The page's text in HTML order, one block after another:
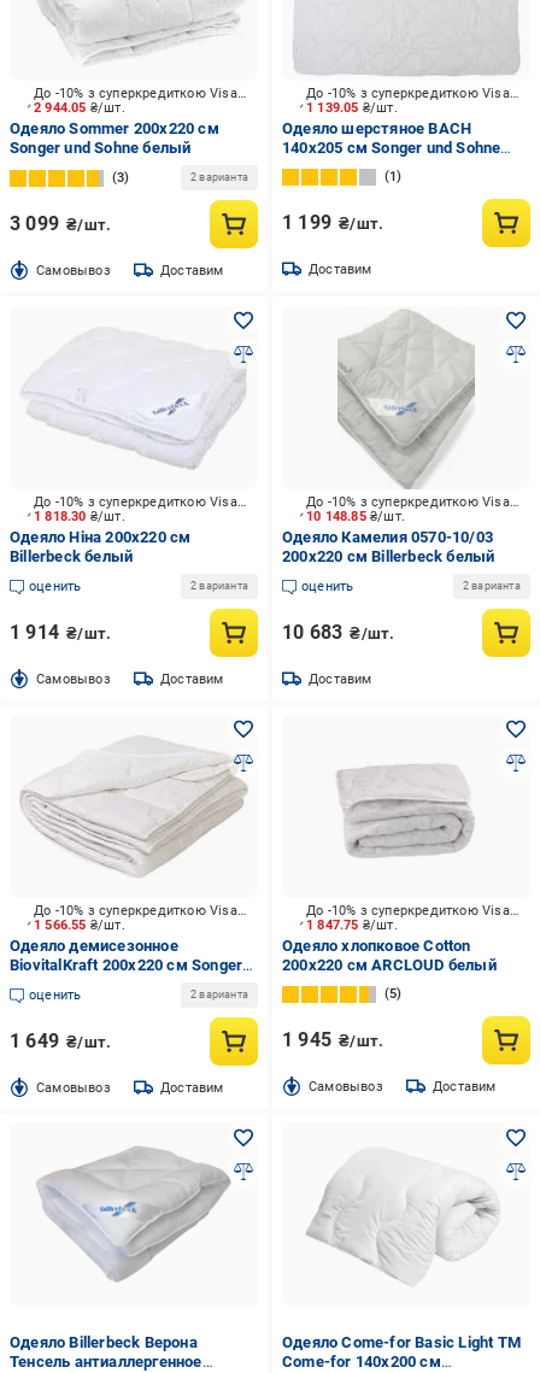
2 944.05 ₴/шт.
До -10% з суперкредиткою Visa Вигода
Одеяло Sommer 200x220 см
Songer und Sohne белый
3 2 варианта
3 099 ₴/шт.
Cамовывоз Доставим
1 139.05 ₴/шт.
До -10% з суперкредиткою Visa Вигода
Одеяло шерстяное BACH
140x205 см Songer und Sohne
белый
1
1 199 ₴/шт.
Доставим
1 818.30 ₴/шт.
До -10% з суперкредиткою Visa Вигода
Одеяло Ніна 200x220 см
Billerbeck белый
оценить 2 варианта
1 914 ₴/шт.
Cамовывоз Доставим
10 148.85 ₴/шт.
До -10% з суперкредиткою Visa Вигода
Одеяло Камелия 0570-10/03
200x220 см Billerbeck белый
оценить 2 варианта
10 683 ₴/шт.
Доставим
1 566.55 ₴/шт.
До -10% з суперкредиткою Visa Вигода
Одеяло демисезонное
BiovitalKraft 200x220 см Songer
und Sohne белый
оценить 2 варианта
1 649 ₴/шт.
Cамовывоз Доставим
1 847.75 ₴/шт.
До -10% з суперкредиткою Visa Вигода
Одеяло хлопковое Cotton
200x220 см ARCLOUD белый
5
1 945 ₴/шт.
Cамовывоз Доставим
Одеяло Billerbeck Верона
Тенсель антиаллергенное
Одеяло Сome-for Basic Light ТМ
Сome-for 140х200 см